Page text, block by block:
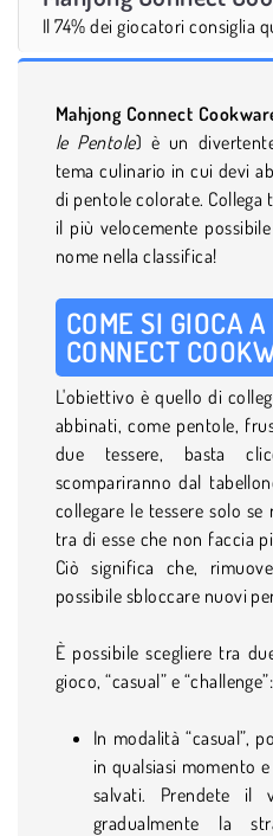
Il 74% dei giocatori consiglia
Mahjong Connect
le Pentole) è un
tema culinario in cui devi
di pentole colorate. Collega
il più velocemente
nome nella classifica!
COME SI GIOCA
CONNECT
L'obiettivo è quello di
abbinati, come pentole,
due tessere, basta
scompariranno dal
collegare le tessere solo
tra di esse che non faccia
Ciò significa che,
possibile sbloccare nuovi
È possibile scegliere tra
gioco, “casual” e “challenge”:
In modalità “casual”,
in qualsiasi momento
salvati. Prendete il
gradualmente la